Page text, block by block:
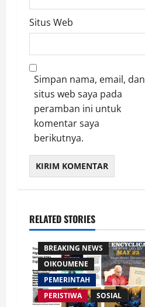
Situs Web
Simpan nama, email, dan
situs web saya pada
peramban ini untuk
komentar saya
berikutnya.
RELATED STORIES
AGAMA
BREAKING NEWS
OIKOUMENE
PEMERINTAH
PERISTIWA
SOSIAL